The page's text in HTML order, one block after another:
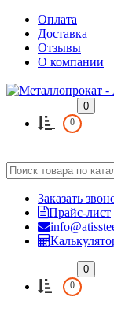
Оплата
Доставка
Отзывы
О компании
0
0
Заказать
Прайс-лист
0
0